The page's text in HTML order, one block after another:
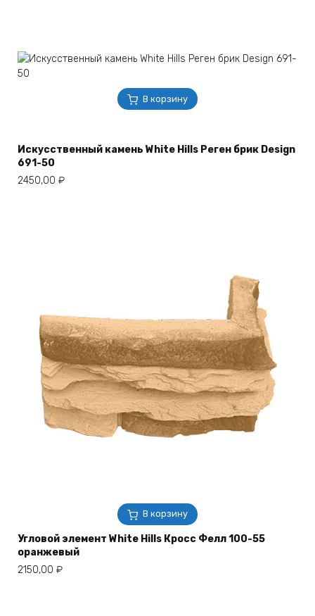
В корзину
Искусственный камень White Hills Реген брик Design
691-50
2450,00 ₽
В корзину
Угловой элемент White Hills Кросс Фелл 100-55
оранжевый
2150,00 ₽